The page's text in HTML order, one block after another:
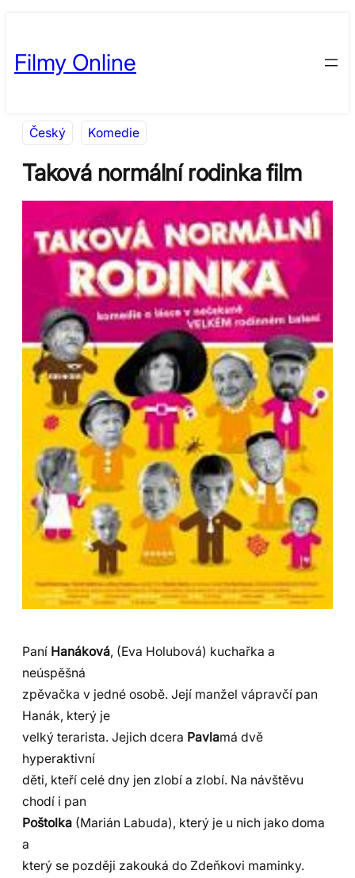
obsah
content
Filmy Online
Český Komedie
Taková normální rodinka film
Paní Hanáková, (Eva Holubová) kuchařka a
neúspěšná
zpěvačka v jedné osobě. Její manžel vápravčí pan
Hanák, který je
velký terarista. Jejich dcera Pavlamá dvě
hyperaktivní
děti, kteří celé dny jen zlobí a zlobí. Na návštěvu
chodí i pan
Poštolka (Marián Labuda), který je u nich jako doma
a
který se později zakouká do Zdeňkovi maminky.